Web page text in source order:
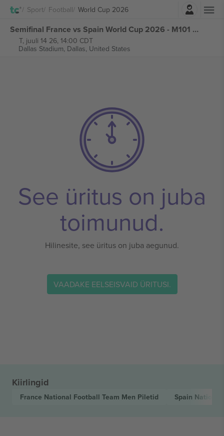
Sport Football World Cup 2026Logi sisse
Semifinal France vs Spain World Cup 2026 - M101 piletid
T, juuli 14 26, 14:00 CDT
Dallas Stadium, Dallas, United States
See üritus on juba
toimunud.
Hilinesite, see üritus on juba aegunud.
VAADAKE EELSEISVAID ÜRITUSI.
Kiirlingid
France National Football Team Men Piletid Spain